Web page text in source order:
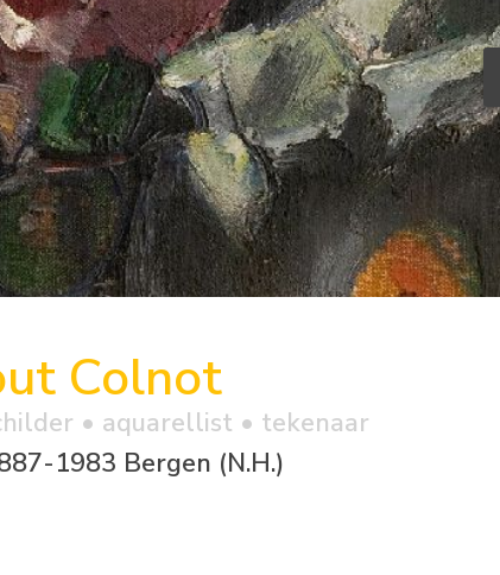
Colnot
• aquarellist • tekenaar
1983 Bergen (N.H.)